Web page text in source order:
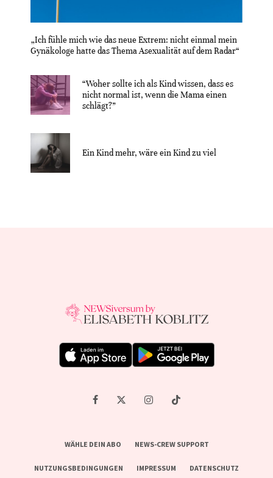
„Ich fühle mich wie das neue Extrem: nicht einmal mein
Gynäkologe hatte das Thema Asexualität auf dem Radar“
“Woher sollte ich als Kind wissen, dass es
nicht normal ist, wenn die Mama einen
schlägt?”
Ein Kind mehr, wäre ein Kind zu viel
WÄHLE DEIN ABO NEWS-CREW SUPPORT
NUTZUNGSBEDINGUNGEN IMPRESSUM DATENSCHUTZ